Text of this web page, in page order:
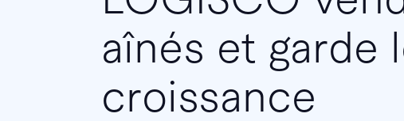
aînés et garde
croissance